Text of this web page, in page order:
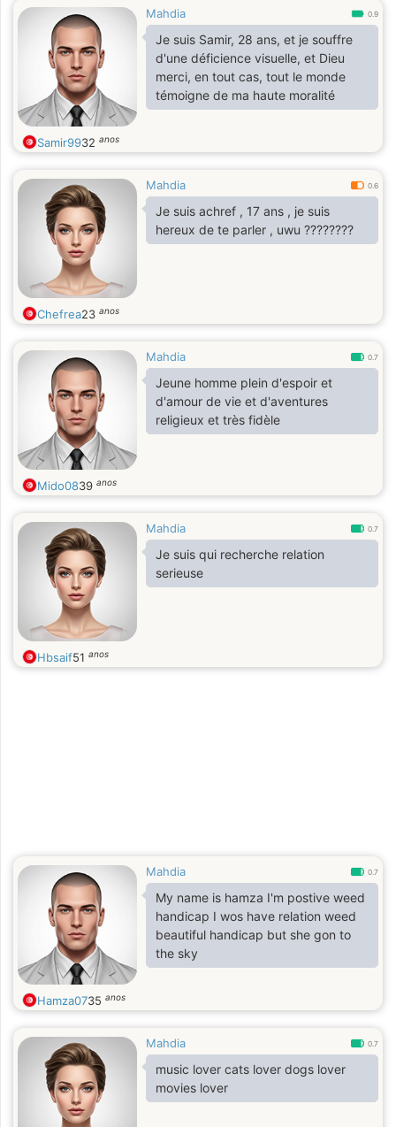
Mahdia 0.9
Je suis Samir, 28 ans, et je souffre
d'une déficience visuelle, et Dieu
merci, en tout cas, tout le monde
témoigne de ma haute moralité
Samir9932 anos
Mahdia 0.6
Je suis achref , 17 ans , je suis
hereux de te parler , uwu ????????
Chefrea23 anos
Mahdia 0.7
Jeune homme plein d'espoir et
d'amour de vie et d'aventures
religieux et très fidèle
Mido0839 anos
Mahdia 0.7
Je suis qui recherche relation
serieuse
Hbsaif51 anos
Mahdia 0.7
My name is hamza I'm postive weed
handicap I wos have relation weed
beautiful handicap but she gon to
the sky
Hamza0735 anos
Mahdia 0.7
music lover cats lover dogs lover
movies lover